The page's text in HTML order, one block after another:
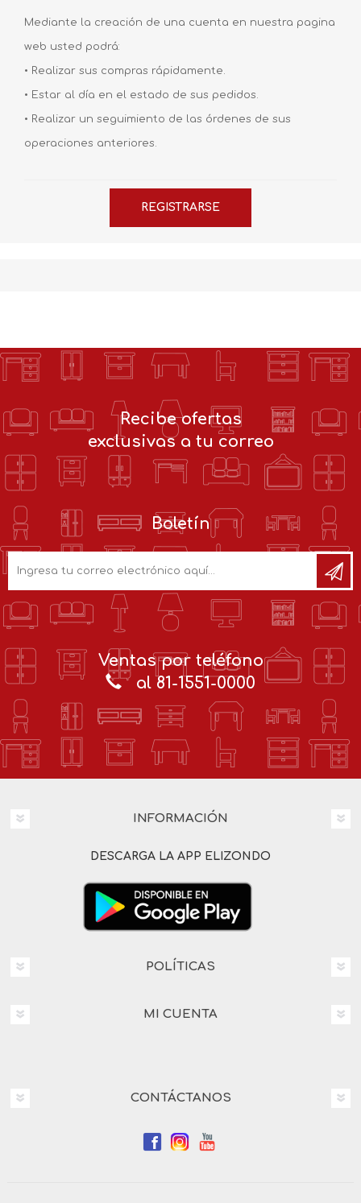
Mediante la creación de una cuenta en nuestra pagina
web usted podrá:
• Realizar sus compras rápidamente.
• Estar al día en el estado de sus pedidos.
• Realizar un seguimiento de las órdenes de sus
operaciones anteriores.
Recibe ofertas
exclusivas a tu correo
Boletín
Ventas por teléfono
al 81-1551-0000
INFORMACIÓN
DESCARGA LA APP ELIZONDO
POLÍTICAS
MI CUENTA
CONTÁCTANOS